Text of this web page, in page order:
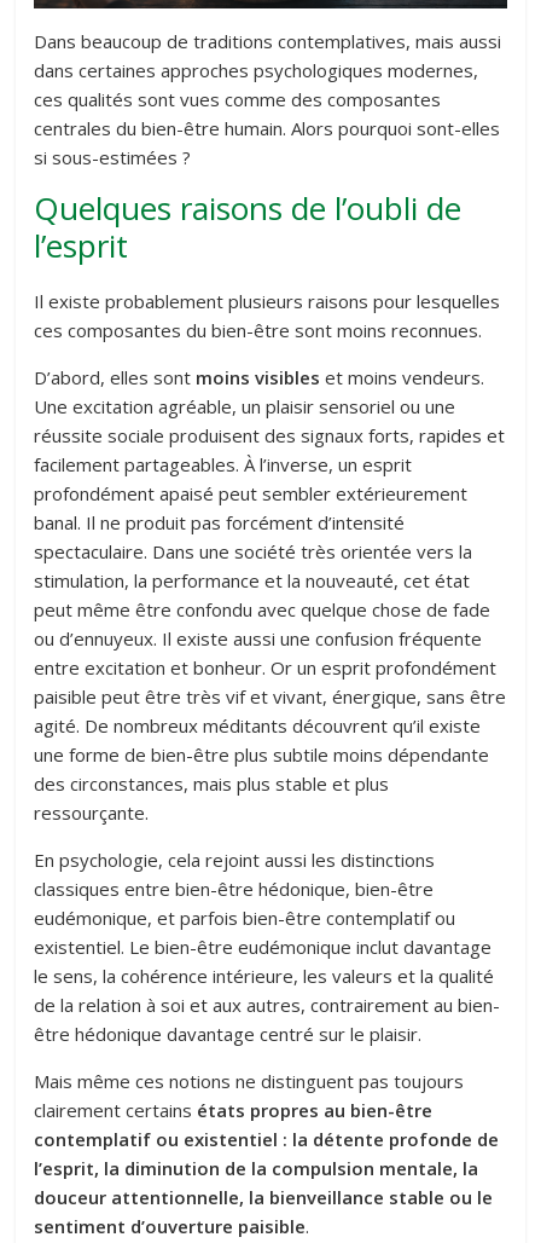
Dans beaucoup de traditions contemplatives, mais aussi
dans certaines approches psychologiques modernes,
ces qualités sont vues comme des composantes
centrales du bien-être humain. Alors pourquoi sont-elles
si sous-estimées ?
Quelques raisons de l’oubli de
l’esprit
Il existe probablement plusieurs raisons pour lesquelles
ces composantes du bien-être sont moins reconnues.
D’abord, elles sont moins visibleset moins vendeurs.
Une excitation agréable, un plaisir sensoriel ou une
réussite sociale produisent des signaux forts, rapides et
facilement partageables. À l’inverse, un esprit
profondément apaisé peut sembler extérieurement
banal. Il ne produit pas forcément d’intensité
spectaculaire. Dans une société très orientée vers la
stimulation, la performance et la nouveauté, cet état
peut même être confondu avec quelque chose de fade
ou d’ennuyeux. Il existe aussi une confusion fréquente
entre excitation et bonheur. Or un esprit profondément
paisible peut être très vif et vivant, énergique, sans être
agité. De nombreux méditants découvrent qu’il existe
une forme de bien-être plus subtile moins dépendante
des circonstances, mais plus stable et plus
ressourçante.
En psychologie, cela rejoint aussi les distinctions
classiques entre bien-être hédonique, bien-être
eudémonique, et parfois bien-être contemplatif ou
existentiel. Le bien-être eudémonique inclut davantage
le sens, la cohérence intérieure, les valeurs et la qualité
de la relation à soi et aux autres, contrairement au bien-
être hédonique davantage centré sur le plaisir.
Mais même ces notions ne distinguent pas toujours
clairement certains états propres au bien-être
contemplatif ou existentiel : la détente profonde de
l’esprit, la diminution de la compulsion mentale, la
douceur attentionnelle, la bienveillance stable ou le
sentiment d’ouverture paisible.